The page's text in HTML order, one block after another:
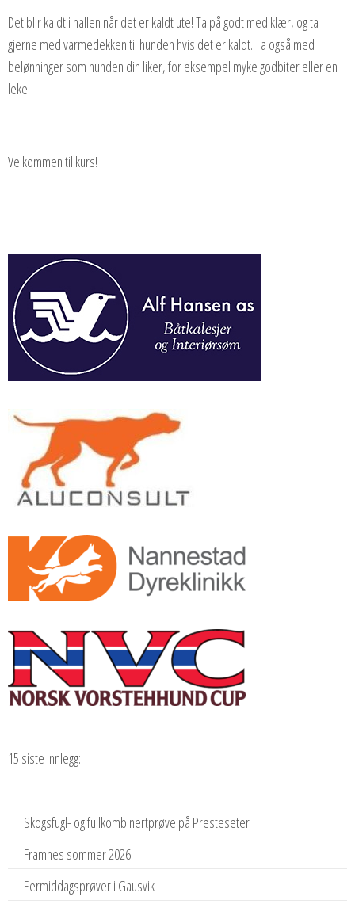
Det blir kaldt i hallen når det er kaldt ute! Ta på godt med klær, og ta
gjerne med varmedekken til hunden hvis det er kaldt. Ta også med
belønninger som hunden din liker, for eksempel myke godbiter eller en
leke.
Velkommen til kurs!
15 siste innlegg:
Skogsfugl- og fullkombinertprøve på Presteseter
Framnes sommer 2026
Eermiddagsprøver i Gausvik